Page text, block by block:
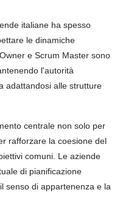
italiane ha spesso
le dinamiche
e Scrum Master sono
l'autorità
adattandosi alle strutture
centrale non solo per
rafforzare la coesione del
comuni. Le aziende
di pianificazione
senso di appartenenza e la